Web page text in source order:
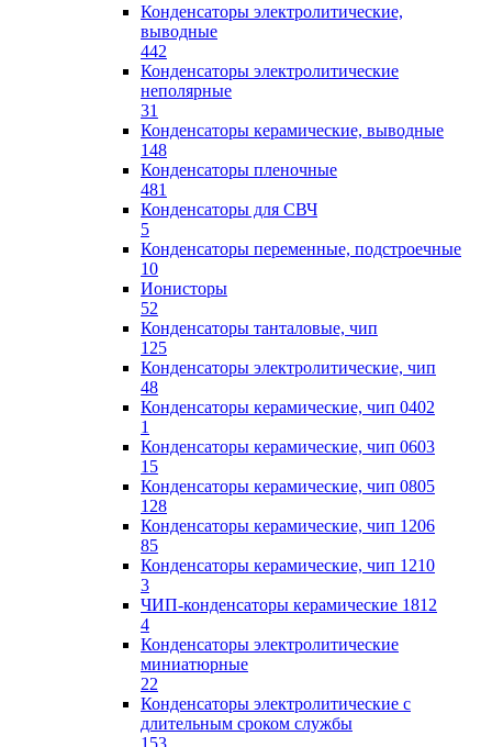
Конденсаторы электролитические,
выводные
442
Конденсаторы электролитические
неполярные
31
Конденсаторы керамические, выводные
148
Конденсаторы пленочные
481
Конденсаторы для СВЧ
5
Конденсаторы переменные, подстроечные
10
Ионисторы
52
Конденсаторы танталовые, чип
125
Конденсаторы электролитические, чип
48
Конденсаторы керамические, чип 0402
1
Конденсаторы керамические, чип 0603
15
Конденсаторы керамические, чип 0805
128
Конденсаторы керамические, чип 1206
85
Конденсаторы керамические, чип 1210
3
ЧИП-конденсаторы керамические 1812
4
Конденсаторы электролитические
миниатюрные
22
Конденсаторы электролитические с
длительным сроком службы
153